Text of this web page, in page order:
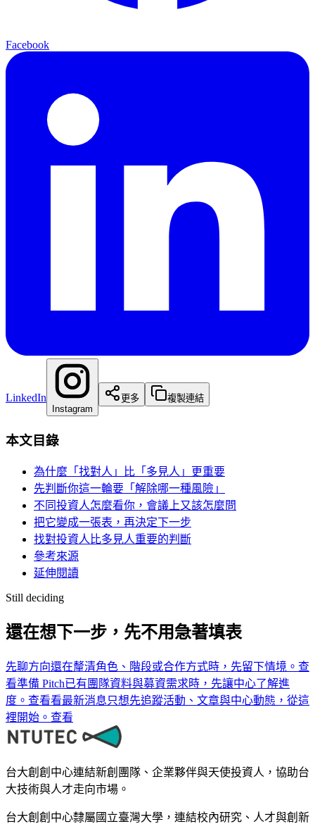
Facebook
LinkedIn
Instagram
更多 複製連結
本文目錄
為什麼「找對人」比「多見人」更重要
先判斷你這一輪要「解除哪一種風險」
不同投資人怎麼看你，會議上又該怎麼問
把它變成一張表，再決定下一步
找對投資人比多見人重要的判斷
參考來源
延伸閱讀
Still deciding
還在想下一步，先不用急著填表
先聊方向還在釐清角色、階段或合作方式時，先留下情境。 查
看準備 Pitch已有團隊資料與募資需求時，先讓中心了解進
度。 查看看最新消息只想先追蹤活動、文章與中心動態，從這
裡開始。 查看
台大創創中心連結新創團隊、企業夥伴與天使投資人，協助台
大技術與人才走向市場。
台大創創中心隸屬國立臺灣大學，連結校內研究、人才與創新